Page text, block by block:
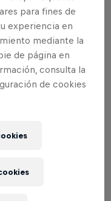
para fines de
experiencia en
mediante la
de página en
consulta la
de cookies